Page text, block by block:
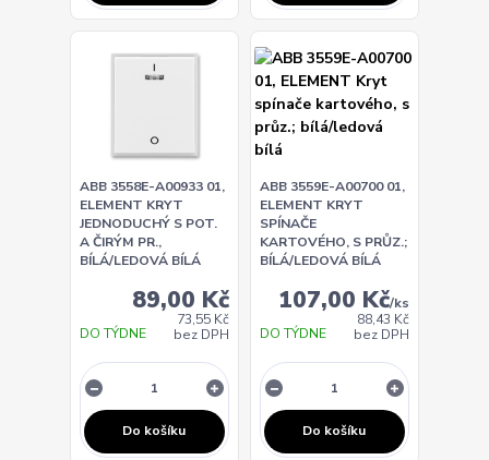
ABB 3558E-A00933 01,
ELEMENT KRYT
JEDNODUCHÝ S POT.
A ČIRÝM PR.,
BÍLÁ/LEDOVÁ BÍLÁ
89,00 Kč
73,55 Kč
bez DPH
DO TÝDNE
Do košíku
ABB 3559E-A00700 01,
ELEMENT KRYT
SPÍNAČE
KARTOVÉHO, S PRŮZ.;
BÍLÁ/LEDOVÁ BÍLÁ
107,00 Kč/ks
88,43 Kč
bez DPH
DO TÝDNE
Do košíku